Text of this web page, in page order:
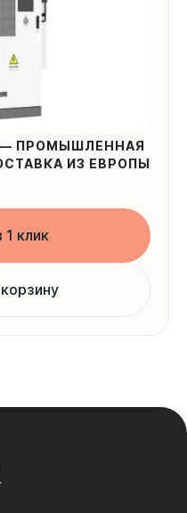
— ПРОМЫШЛЕННАЯ
ИЗ ЕВРОПЫ
1 клик